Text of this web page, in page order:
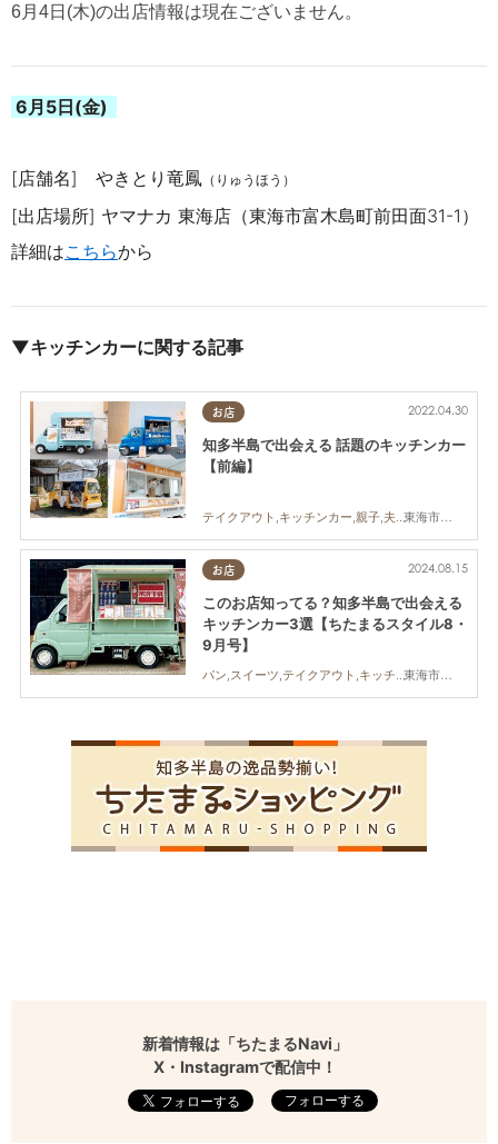
6月4日(木)の出店情報は現在ございません。
6月5日(金)
[店舗名] やきとり竜鳳 （りゅうほう）
[出店場所] ヤマナカ 東海店（東海市富木島町前田面31-1）
詳細はこちらから
▼キッチンカーに関する記事
お店
東海市,大府市,知多市,阿久比町,半田市,武豊町,南知多町,常滑市,美浜町,東浦町
2022.04.30
知多半島で出会える 話題のキッチンカー
【前編】
テイクアウト,キッチンカー,親子,夫婦,家族,カップル,おひとりさま,友人,ペット,知多半島
お店
東海市,知多市,半田市,常滑市
2024.08.15
このお店知ってる？知多半島で出会える
キッチンカー3選【ちたまるスタイル8・
9月号】
パン,スイーツ,テイクアウト,キッチンカー,ちたまるスタイル掲載店
新着情報は「ちたまるNavi」
X・Instagramで配信中！
フォローする